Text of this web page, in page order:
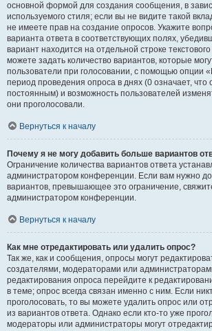
основной формой для создания сообщения, в
используемого стиля; если вы не видите такой
не имеете прав на создание опросов. Укажите
варианта ответа в соответствующих полях,
вариант находится на отдельной строке
можете задать количество вариантов, которые
пользователи при голосовании, с помощью опции
период проведения опроса в днях (0 означает, что
постоянным) и возможность пользователей
они проголосовали.
Вернуться к началу
Почему я не могу добавить больше вариантов
Ограничение количества вариантов ответа
администратором конференции. Если вам нужно
вариантов, превышающее это ограничение,
администратором конференции.
Вернуться к началу
Как мне отредактировать или удалить опрос?
Так же, как и сообщения, опросы могут
создателями, модераторами или
редактирования опроса перейдите к
в теме; опрос всегда связан именно с ним. Если
проголосовать, то вы можете удалить опрос или
из вариантов ответа. Однако если кто-то уже
модераторы или администраторы могут